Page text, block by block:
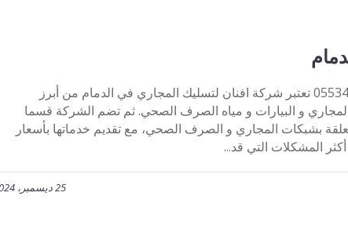
شركة تسليك المجاري بالدمام 0553445129 تعتبر شركة افنان لتسليك المجاري في الدمام من أبرز
و البيارات و مياه الصرف الصحي. ثم تضم الشركة قسما
بشبكات المجاري و الصرف الصحي، مع تقديم خدماتها بأسعار
المشكلات التي قد...
25 ديسمبر، 2024